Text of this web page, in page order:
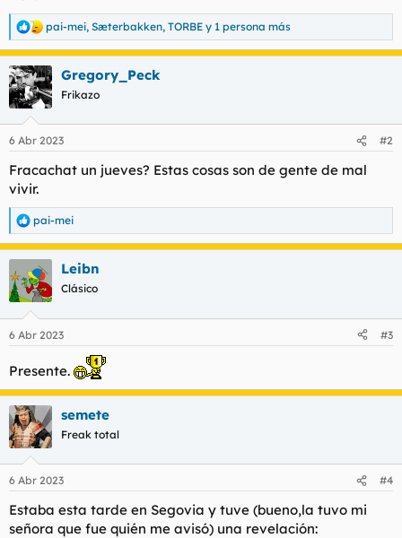
t
e
m
a
o
R
e
a
c
c
i
e
:
pai-mei, Sæterbakken, TORBE y 1 persona más
Gregory_Peck
Frikazo
6 Abr 2023 #2
Fracachat un jueves? Estas cosas son de gente de mal
vivir.
R
e
a
c
c
i
e
:
pai-mei
Leibn
Clásico
6 Abr 2023 #3
Presente.
semete
Freak total
6 Abr 2023 #4
Estaba esta tarde en Segovia y tuve (bueno,la tuvo mi
señora que fue quién me avisó) una revelación: